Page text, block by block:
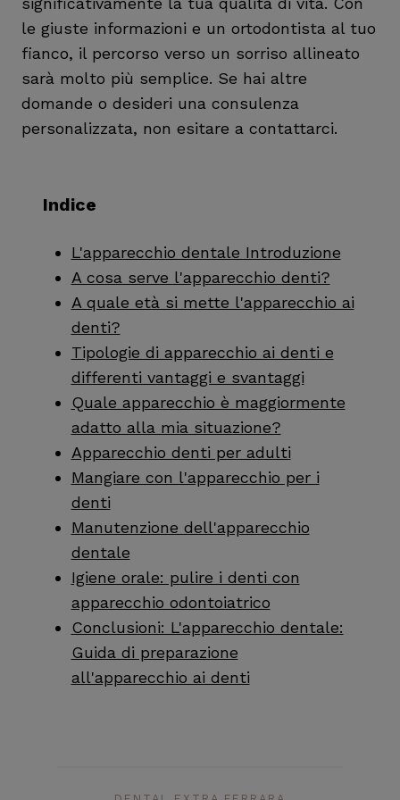
le giuste informazioni e un ortodontista al tuo
fianco, il percorso verso un sorriso allineato
sarà molto più semplice. Se hai altre
domande o desideri una consulenza
personalizzata, non esitare a contattarci.
Indice
L'apparecchio dentale Introduzione
A cosa serve l'apparecchio denti?
A quale età si mette l'apparecchio ai
denti?
Tipologie di apparecchio ai denti e
differenti vantaggi e svantaggi
Quale apparecchio è maggiormente
adatto alla mia situazione?
Apparecchio denti per adulti
Mangiare con l'apparecchio per i
denti
Manutenzione dell'apparecchio
dentale
Igiene orale: pulire i denti con
apparecchio odontoiatrico
Conclusioni: L'apparecchio dentale:
Guida di preparazione
all'apparecchio ai denti